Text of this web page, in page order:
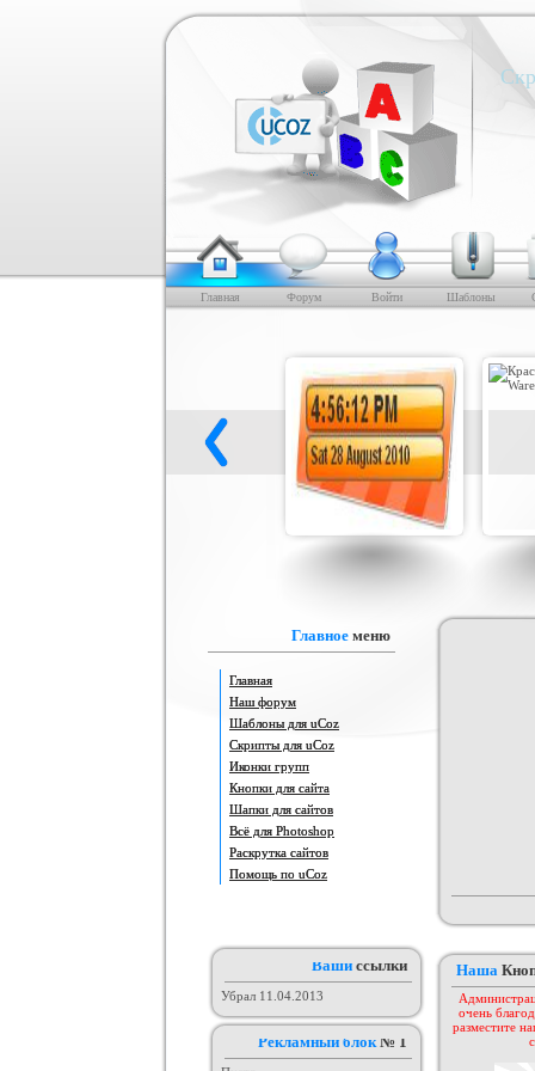
Главная Форум Войти Шаблоны
Оригинал нового шаблона сайта
Софт шаблоны
Шаблон от KEY-CS #3
Главное меню
Главная
Наш форум
Шаблоны для uCoz
Скрипты для uCoz
Иконки групп
Кнопки для сайта
Шапки для сайтов
Всё для Photoshop
Раскрутка сайтов
Помощь по uCoz
Ваши ссылки
Убрал 11.04.2013
Рекламный блок№ 1
Наша
очень
разместите